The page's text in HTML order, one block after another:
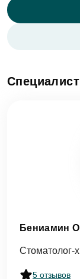
Бениамин
Стоматолог-
5 отзывов